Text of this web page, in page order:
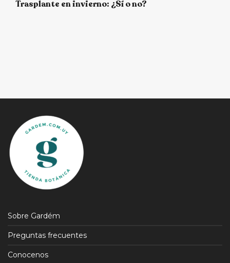
Trasplante en invierno: ¿Sí o no?
Sobre Gardém
Preguntas frecuentes
Conocenos